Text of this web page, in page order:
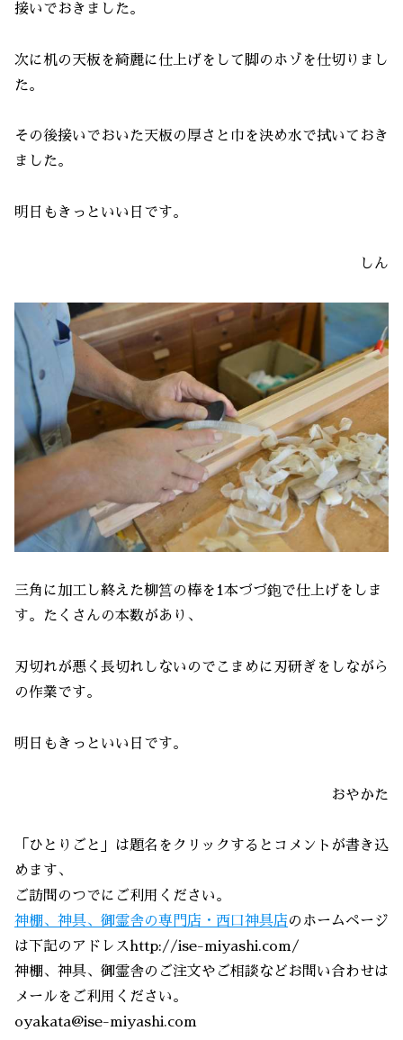
接いでおきました。
次に机の天板を綺麗に仕上げをして脚のホゾを仕切りまし
た。
その後接いでおいた天板の厚さと巾を決め水で拭いておき
ました。
明日もきっといい日です。
しん
三角に加工し終えた柳筥の棒を1本づづ鉋で仕上げをしま
す。たくさんの本数があり、
刃切れが悪く長切れしないのでこまめに刃研ぎをしながら
の作業です。
明日もきっといい日です。
おやかた
「ひとりごと」は題名をクリックするとコメントが書き込
めます、
ご訪問のつでにご利用ください。
神棚、神具、御霊舎の専門店・西口神具店のホームページ
は下記のアドレスhttp://ise-miyashi.com/
神棚、神具、御霊舎のご注文やご相談などお問い合わせは
メールをご利用ください。
oyakata@ise-miyashi.com